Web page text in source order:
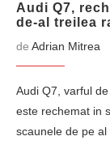
Audi Q7,
de-al treilea
de Adrian Mitrea
Audi Q7, varful
este rechemat in
scaunele de pe